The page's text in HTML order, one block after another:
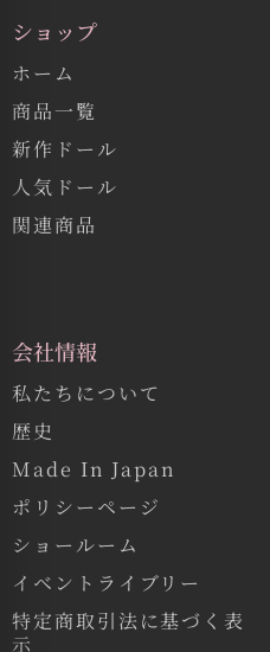
ショップ
ホーム
商品一覧
新作ドール
人気ドール
関連商品
会社情報
私たちについて
歴史
Made In Japan
ポリシーページ
ショールーム
イベントライブリー
特定商取引法に基づく表
示